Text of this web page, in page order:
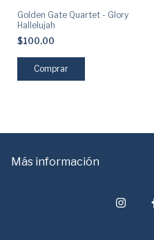
Golden Gate Quartet - Glory
Hallelujah
$100.00
Más información